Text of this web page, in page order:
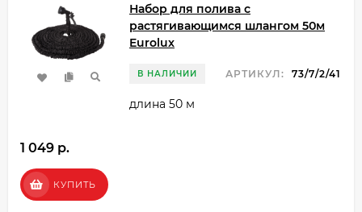
Набор для полива с
растягивающимся шлангом 50м
Eurolux
В НАЛИЧИИ АРТИКУЛ: 73/7/2/41
длина 50 м
1 049 p.
КУПИТЬ